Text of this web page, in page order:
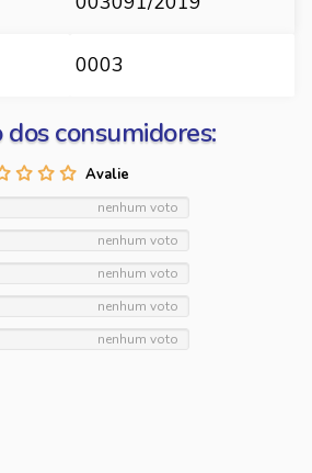
0003
dos consumidores:
nenhum voto
nenhum voto
nenhum voto
nenhum voto
nenhum voto